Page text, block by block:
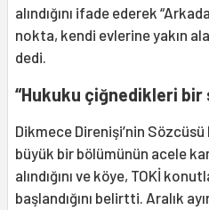
alındığını ifade ederek
nokta, kendi evlerine yakın
dedi.
“Hukuku çiğnedikleri bir
Dikmece Direnişi’nin
büyük bir bölümünün acele
alındığını ve köye, TOKİ
başlandığını belirtti. Aralık